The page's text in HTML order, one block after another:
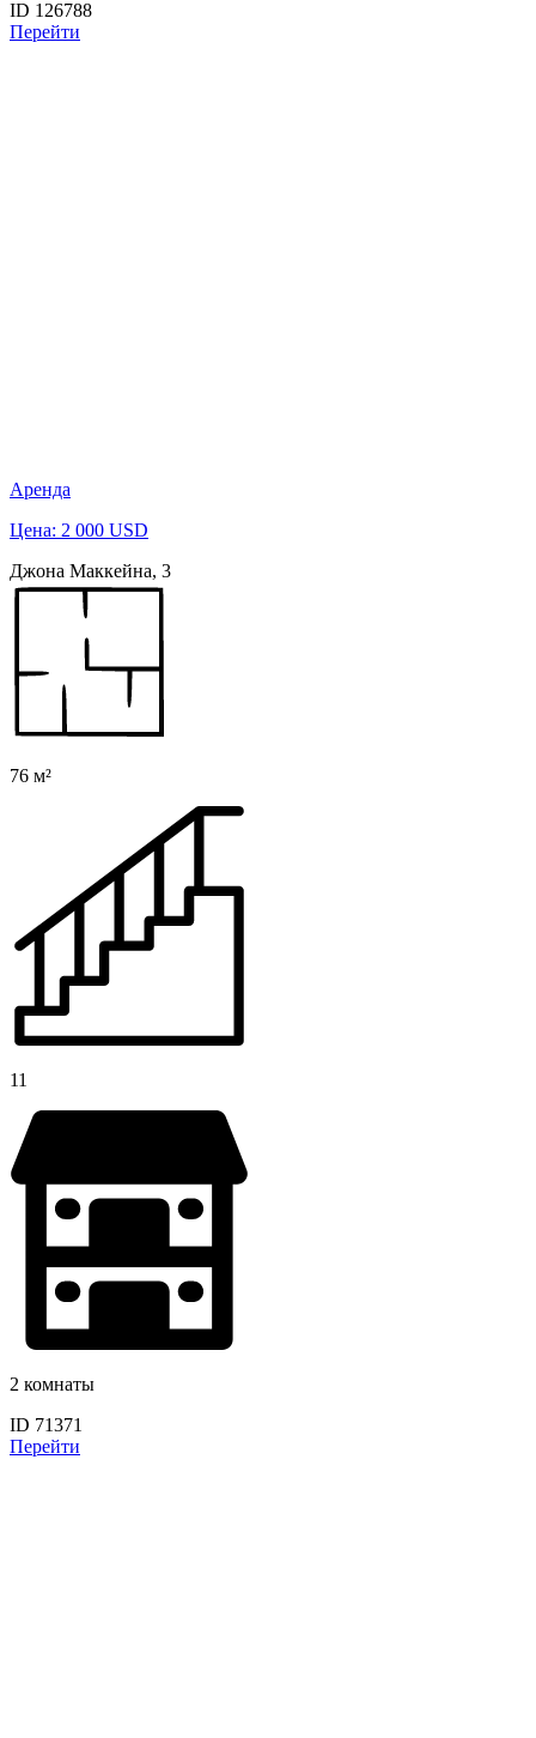
ID 126788
Перейти
Аренда
Цена: 2 000 USD
Джона Маккейна, 3
76 м²
11
2 комнаты
ID 71371
Перейти